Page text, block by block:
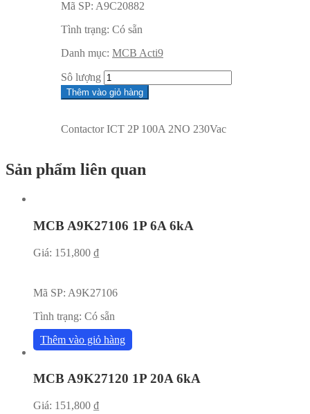
Mã SP: A9C20882
Tình trạng: Có sẵn
Danh mục: MCB Acti9
Sô lượng
Thêm vào giỏ hàng
Contactor ICT 2P 100A 2NO 230Vac
Sản phẩm liên quan
MCB A9K27106 1P 6A 6kA
Giá: 151,800 ₫
Mã SP: A9K27106
Tình trạng: Có sẵn
Thêm vào giỏ hàng
MCB A9K27120 1P 20A 6kA
Giá: 151,800 ₫